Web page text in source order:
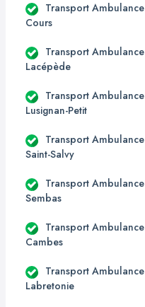
Transport Ambulance
Cours
Transport Ambulance
Lacépède
Transport Ambulance
Lusignan-Petit
Transport Ambulance
Saint-Salvy
Transport Ambulance
Sembas
Transport Ambulance
Cambes
Transport Ambulance
Labretonie